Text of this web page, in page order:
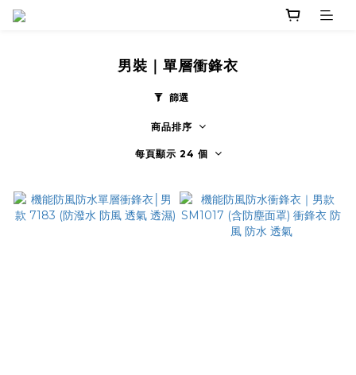
男裝｜單層衝鋒衣
篩選
商品排序
每頁顯示 24 個